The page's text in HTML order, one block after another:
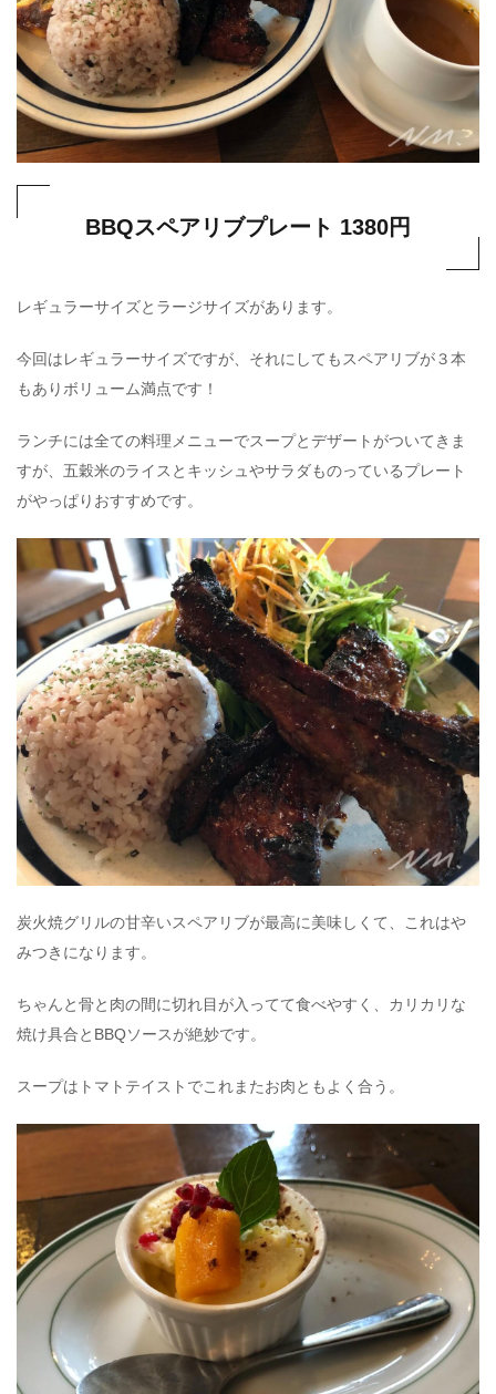
BBQスペアリブプレート 1380円
レギュラーサイズとラージサイズがあります。
今回はレギュラーサイズですが、それにしてもスペアリブが３本
もありボリューム満点です！
ランチには全ての料理メニューでスープとデザートがついてきま
すが、五穀米のライスとキッシュやサラダものっているプレート
がやっぱりおすすめです。
炭火焼グリルの甘辛いスペアリブが最高に美味しくて、これはや
みつきになります。
ちゃんと骨と肉の間に切れ目が入ってて食べやすく、カリカリな
焼け具合とBBQソースが絶妙です。
スープはトマトテイストでこれまたお肉ともよく合う。